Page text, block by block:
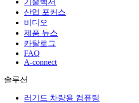
산업 포커스
비디오
제품 뉴스
카탈로그
FAQ
A-connect
솔루션
러기드 차량용 컴퓨팅